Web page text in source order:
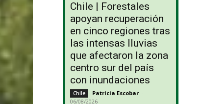
Chile | Forestales
apoyan recuperación
en cinco regiones tras
las intensas lluvias
que afectaron la zona
centro sur del país
con inundaciones
Chile Patricia Escobar -
06/08/2026